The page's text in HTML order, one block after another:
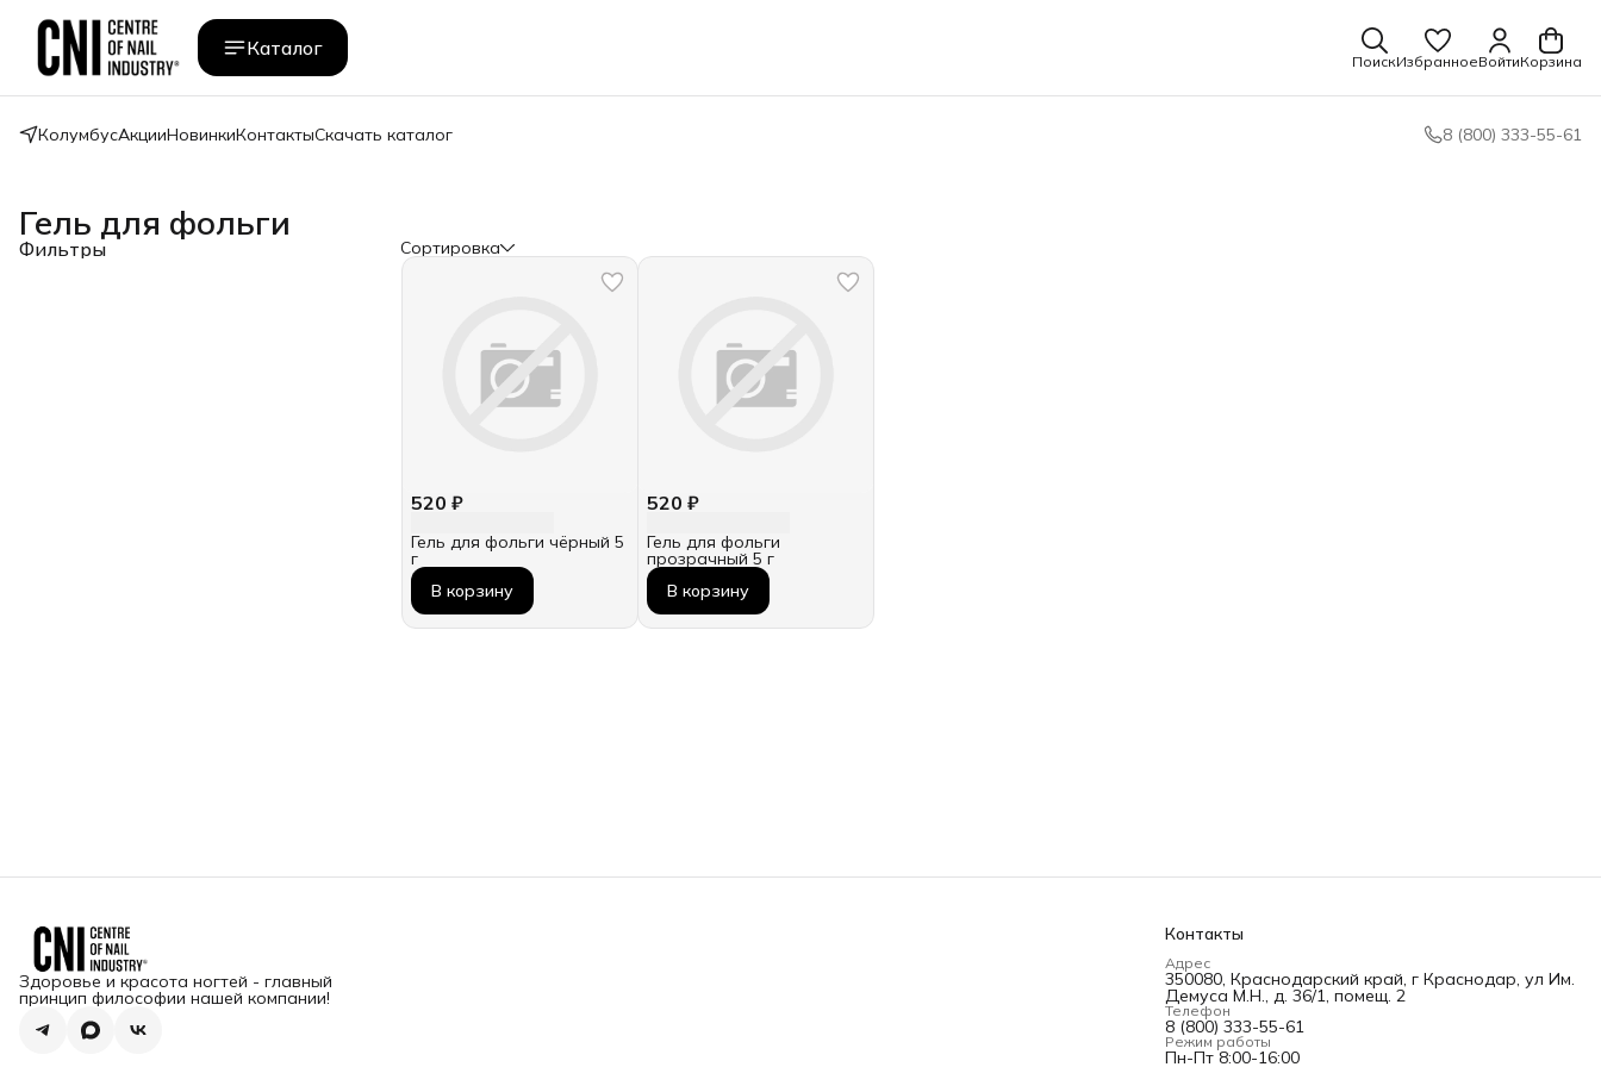
Каталог
ПоискИзбранноеВойтиКорзина
КолумбусАкцииНовинкиКонтактыСкачать каталог 8 (800) 333-55-61
Гель для фольги
Фильтры Сортировка
520 ₽
Гель для фольги чёрный 5
г
В корзину
520 ₽
Гель для фольги
прозрачный 5 г
В корзину
Здоровье и красота ногтей - главный
принцип философии нашей компании!
Контакты
Адрес
350080, Краснодарский край, г Краснодар, ул Им.
Демуса М.Н., д. 36/1, помещ. 2
Телефон
8 (800) 333-55-61
Режим работы
Пн-Пт 8:00-16:00